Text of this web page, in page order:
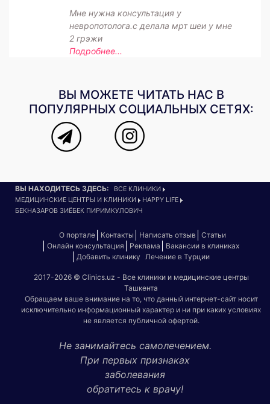
Мне нужна консультация у
невропотолога.с делала мрт шеи у мне
2 грэжи
Подробнее...
ВЫ МОЖЕТЕ ЧИТАТЬ НАС В
ПОПУЛЯРНЫХ СОЦИАЛЬНЫХ СЕТЯХ:
ВЫ НАХОДИТЕСЬ ЗДЕСЬ:
ВСЕ КЛИНИКИ
МЕДИЦИНСКИЕ ЦЕНТРЫ И КЛИНИКИ
HAPPY LIFE
БЕКНАЗАРОВ ЗИЁБЕК ПИРИМКУЛОВИЧ
О портале Контакты Написать отзыв
Статьи
Онлайн консультация
Реклама
Вакансии в клиниках
Добавить клинику
Лечение в Турции
2017-2026 © Clinics.uz - Все клиники и медицинские центры
Ташкента
Обращаем ваше внимание на то, что данный интернет-сайт носит
исключительно информационный характер и ни при каких условиях
не является публичной офертой.
Не занимайтесь самолечением.
При первых признаках
заболевания
обратитесь к врачу!